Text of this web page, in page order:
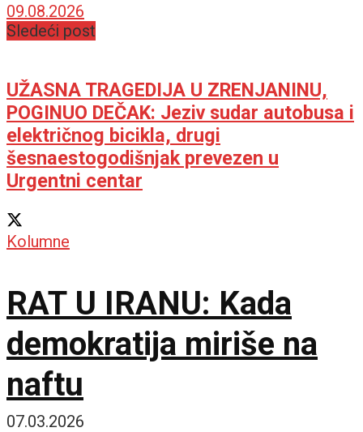
09.08.2026
Sledeći post
UŽASNA TRAGEDIJA U ZRENJANINU,
POGINUO DEČAK: Jeziv sudar autobusa i
električnog bicikla, drugi
šesnaestogodišnjak prevezen u
Urgentni centar
Kolumne
RAT U IRANU: Kada
demokratija miriše na
naftu
07.03.2026